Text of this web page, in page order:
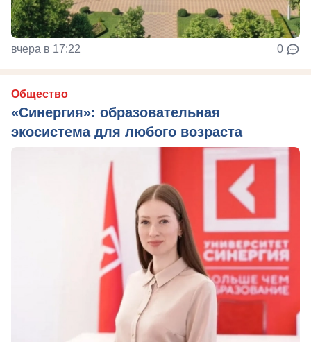
вчера в 17:22 0
Общество
«Синергия»: образовательная
экосистема для любого возраста